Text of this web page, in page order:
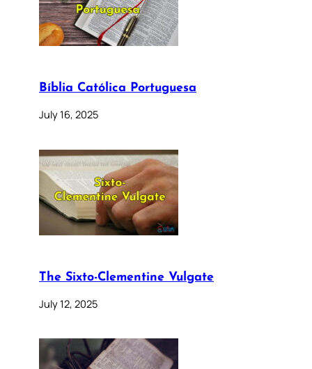
Bíblia Católica Portuguesa
July 16, 2025
The Sixto-Clementine Vulgate
July 12, 2025